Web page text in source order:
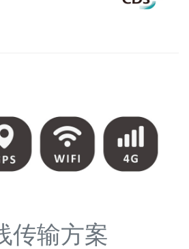
传输方案